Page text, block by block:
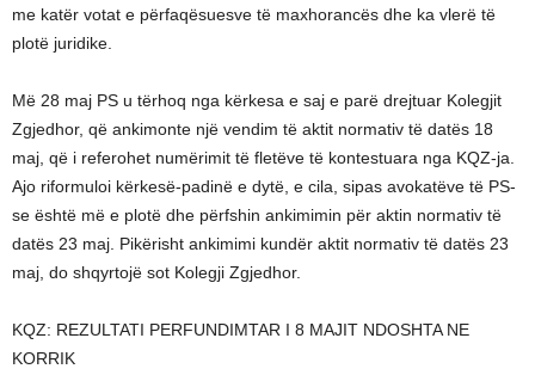
me katër votat e përfaqësuesve të maxhorancës dhe ka vlerë të
plotë juridike.
Më 28 maj PS u tërhoq nga kërkesa e saj e parë drejtuar Kolegjit
Zgjedhor, që ankimonte një vendim të aktit normativ të datës 18
maj, që i referohet numërimit të fletëve të kontestuara nga KQZ-ja.
Ajo riformuloi kërkesë-padinë e dytë, e cila, sipas avokatëve të PS-
se është më e plotë dhe përfshin ankimimin për aktin normativ të
datës 23 maj. Pikërisht ankimimi kundër aktit normativ të datës 23
maj, do shqyrtojë sot Kolegji Zgjedhor.
KQZ: REZULTATI PERFUNDIMTAR I 8 MAJIT NDOSHTA NE
KORRIK